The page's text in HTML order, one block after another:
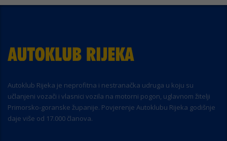
Autoklub Rijeka je neprofitna i nestranačka udruga u koju su
učlanjeni vozači i vlasnici vozila na motorni pogon, uglavnom žitelji
Primorsko-goranske županije. Povjerenje Autoklubu Rijeka godišnje
daje više od 17.000 članova.